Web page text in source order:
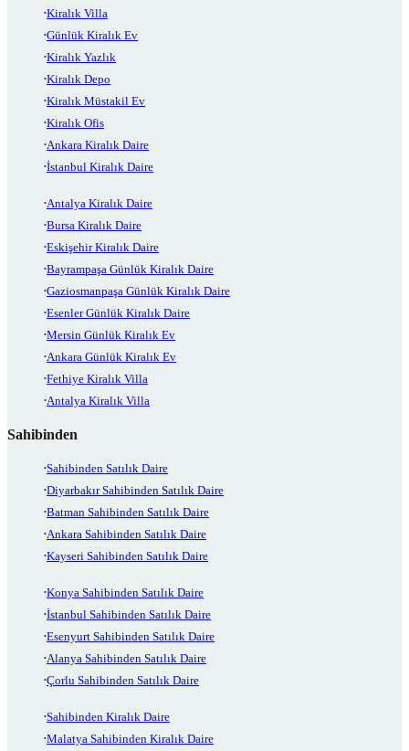
Kiralık Villa
Günlük Kiralık Ev
Kiralık Yazlık
Kiralık Depo
Kiralık Müstakil Ev
Kiralık Ofis
Ankara Kiralık Daire
İstanbul Kiralık Daire
Antalya Kiralık Daire
Bursa Kiralık Daire
Eskişehir Kiralık Daire
Bayrampaşa Günlük Kiralık Daire
Gaziosmanpaşa Günlük Kiralık Daire
Esenler Günlük Kiralık Daire
Mersin Günlük Kiralık Ev
Ankara Günlük Kiralık Ev
Fethiye Kiralık Villa
Antalya Kiralık Villa
Sahibinden
Sahibinden Satılık Daire
Diyarbakır Sahibinden Satılık Daire
Batman Sahibinden Satılık Daire
Ankara Sahibinden Satılık Daire
Kayseri Sahibinden Satılık Daire
Konya Sahibinden Satılık Daire
İstanbul Sahibinden Satılık Daire
Esenyurt Sahibinden Satılık Daire
Alanya Sahibinden Satılık Daire
Çorlu Sahibinden Satılık Daire
Sahibinden Kiralık Daire
Malatya Sahibinden Kiralık Daire